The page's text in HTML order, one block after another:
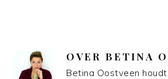
OVER BETINA
Betina Oostveen